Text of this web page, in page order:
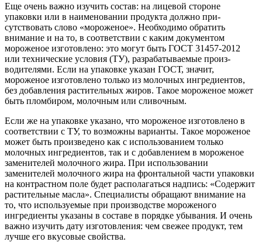
Еще очень важно изучить состав: на лицевой стороне
упаковки или в наименовании продукта должно при­
сутствовать слово «мороженое». Не­обходимо обратить
внимание и на то, в соответствии с каким документом
мороженое изготовлено: это могут быть ГОСТ 31457-2012
или технические условия (ТУ), разрабатываемые произ­
водителями. Если на упаковке указан ГОСТ, значит,
мороженое изготовлено только из молочных ингредиентов,
без добавления растительных жиров. Такое мороженое может
быть пломби­ром, молочным или сливочным.
Если же на упаковке указано, что мороженое изготовлено в
соответ­ствии с ТУ, то возможны варианты. Такое мороженое
может быть произ­ведено как с использованием только
молочных ингредиентов, так и с до­бавлением в мороженое
замените­лей молочного жира. При использо­вании
заменителей молочного жира на фронтальной части упаковки
на контрастном поле будет располагать­ся надпись: «Содержит
растительные масла». Специалисты обращают вни­мание на
то, что используемые при производстве мороженого
ингредиен­ты указаны в составе в порядке убыва­ния. И очень
важно изучить дату из­готовления: чем свежее продукт, тем
лучше его вкусовые свойства.